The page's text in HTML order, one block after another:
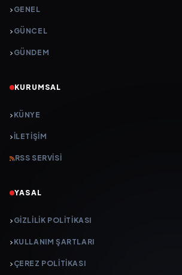
GENEL
GÜNCEL
GÜNDEM
KURUMSAL
KÜNYE
İLETIŞIM
RSS SERVISI
YASAL
GIZLILIK POLITIKASI
KULLANIM ŞARTLARI
ÇEREZ POLITIKASI